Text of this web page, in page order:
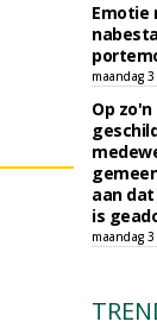
Emotie
maandag
Op
aan
is
maandag